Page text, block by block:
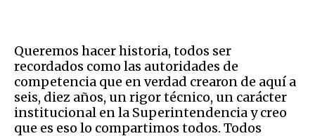
Queremos hacer historia, todos ser
recordados como las autoridades de
competencia que en verdad crearon de aquí a
seis, diez años, un rigor técnico, un carácter
institucional en la Superintendencia y creo
que es eso lo compartimos todos. Todos